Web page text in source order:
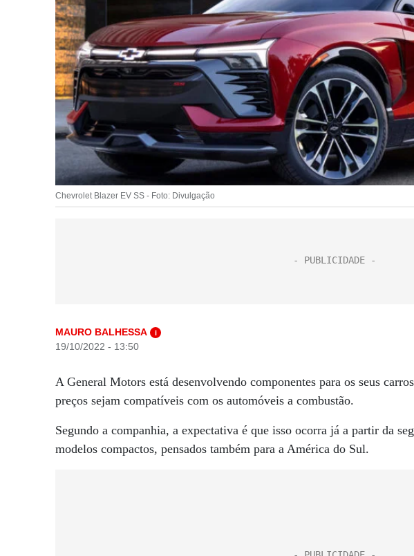
Chevrolet Blazer EV SS - Foto: Divulgação
MAURO BALHESSA i
19/10/2022 - 13:50
A General Motors está desenvolvendo componentes para os seus
preços sejam compatíveis com os automóveis a combustão.
Segundo a companhia, a expectativa é que isso ocorra já a partir da
modelos compactos, pensados também para a América do Sul.